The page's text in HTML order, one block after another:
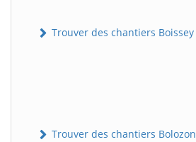
Trouver des chantiers Boissey
Trouver des chantiers Bolozon